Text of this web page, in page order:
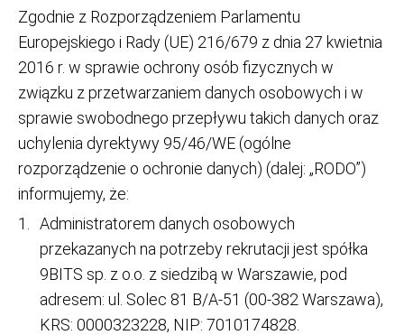
Zgodnie z Rozporządzeniem Parlamentu
Europejskiego i Rady (UE) 216/679 z dnia 27 kwietnia
2016 r. w sprawie ochrony osób fizycznych w
związku z przetwarzaniem danych osobowych i w
sprawie swobodnego przepływu takich danych oraz
uchylenia dyrektywy 95/46/WE (ogólne
rozporządzenie o ochronie danych) (dalej: „RODO”)
informujemy, że:
Administratorem danych osobowych
przekazanych na potrzeby rekrutacji jest spółka
9BITS sp. z o.o. z siedzibą w Warszawie, pod
adresem: ul. Solec 81 B/A-51 (00-382 Warszawa),
KRS: 0000323228, NIP: 7010174828.